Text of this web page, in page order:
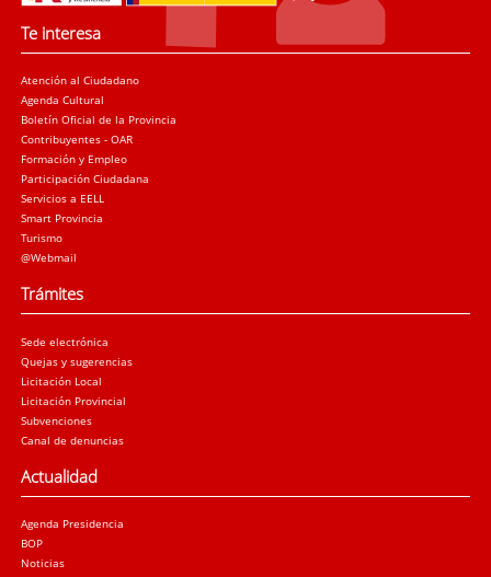
Te interesa
Atención al Ciudadano
Agenda Cultural
Boletín Oficial de la Provincia
Contribuyentes - OAR
Formación y Empleo
Participación Ciudadana
Servicios a EELL
Smart Provincia
Turismo
@Webmail
Trámites
Sede electrónica
Quejas y sugerencias
Licitación Local
Licitación Provincial
Subvenciones
Canal de denuncias
Actualidad
Agenda Presidencia
BOP
Noticias